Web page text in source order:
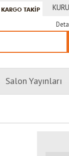
Salon Yayınları